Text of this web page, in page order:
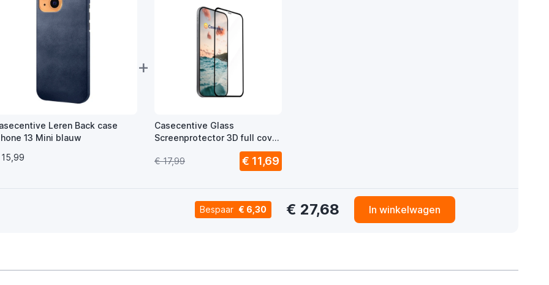
Leren Back case
13 Mini blauw
+
Casecentive Glass
Screenprotector 3D full cover
€ 17,99
€ 11,69
Bespaar € 6,30 € 27,68 In winkelwagen